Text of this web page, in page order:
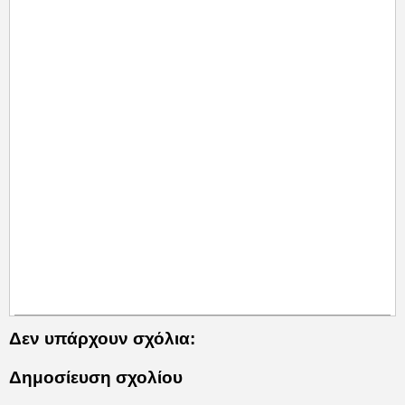
Δεν υπάρχουν σχόλια:
Δημοσίευση σχολίου